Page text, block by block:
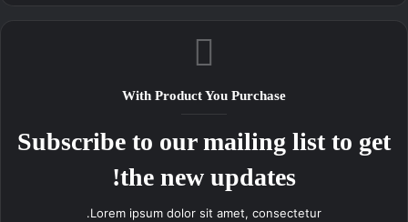
With Product You Purchase
Subscribe to our mailing list to get
the new updates!
Lorem ipsum dolor sit amet, consectetur.